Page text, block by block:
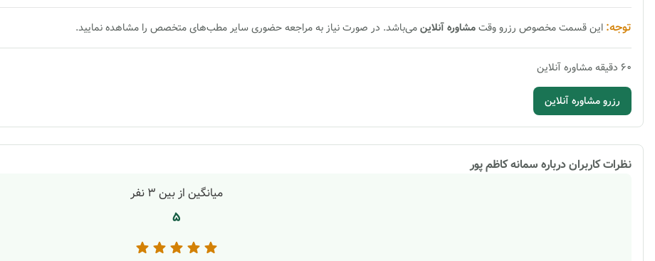
توجه: این قسمت مخصوص رزرو وقتمشاورهآنلاینمی‌باشد. در صورت نیاز به مراجعه حضوری سایر مطب‌های متخصص را مشاهده نمایید.
60 دقیقهمشاوره آنلاین
رزرو مشاوره آنلاین
نظرات کاربران درباره سمانه کاظم پور
میانگین از بین 3 نفر
5